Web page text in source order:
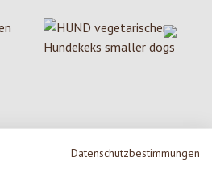
Datenschutzbestimmungen
HUND vegetarischer